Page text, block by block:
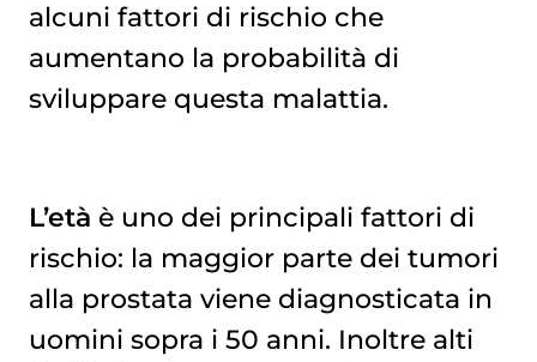
alcuni fattori di rischio che
aumentano la probabilità di
sviluppare questa malattia.
L’età è uno dei principali fattori di
rischio: la maggior parte dei tumori
alla prostata viene diagnosticata in
uomini sopra i 50 anni. Inoltre alti